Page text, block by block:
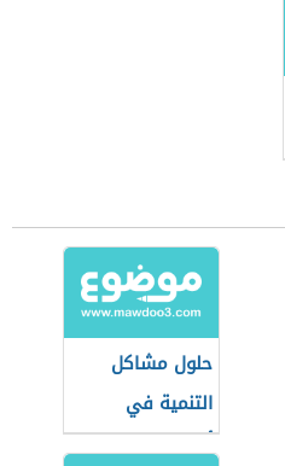
حلول مشاكل
التنمية في
أوقيانوسيا